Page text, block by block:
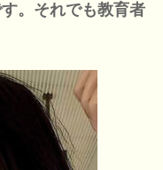
。それでも教育者